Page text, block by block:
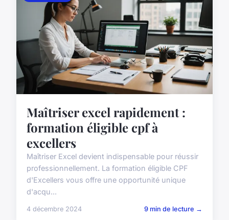
Maîtriser excel rapidement :
formation éligible cpf à
excellers
Maîtriser Excel devient indispensable pour réussir
professionnellement. La formation éligible CPF
d'Excellers vous offre une opportunité unique
d'acqu...
4 décembre 2024 9 min de lecture →